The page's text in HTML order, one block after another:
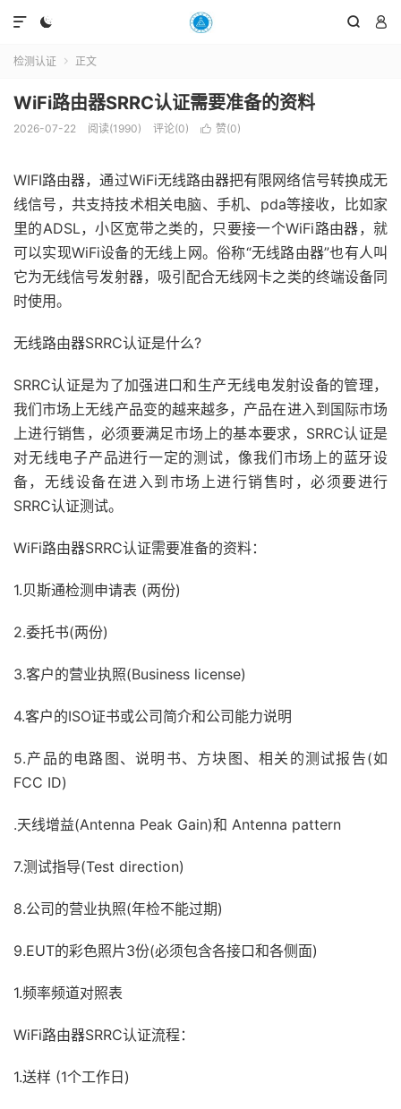
  

检测认证  正文
WiFi路由器SRRC认证需要准备的资料
2026-07-22 阅读(1990) 评论(0)  赞(0)
WIF​I路由器，通过WiFi无线路由器把有限网络信号转换成无
线信号，共支持技术相关电脑、手机、pda等接收，比如家
里的ADSL，小区宽带之类的，只要接一个WiFi路由器，就
可以实现WiFi设备的无线上网。俗称“无线路由器”也有人叫
它为无线信号发射器，吸引配合无线网卡之类的终端设备同
时使用。
无线路由器SRRC认证是什么?
SRRC认证是为了加强进口和生产无线电发射设备的管理，
我们市场上无线产品变的越来越多，产品在进入到国际市场
上进行销售，必须要满足市场上的基本要求，SRRC认证是
对无线电子产品进行一定的测试，像我们市场上的蓝牙设
备，无线设备在进入到市场上进行销售时，必须要进行
SRRC认证测试。
WiFi路由器SRRC认证需要准备的资料：
1.贝斯通检测申请表 (两份)
2.委托书(两份)
3.客户的营业执照(Business license)
4.客户的ISO证书或公司简介和公司能力说明
5.产品的电路图、说明书、方块图、相关的测试报告(如
FCC ID)
.天线增益(Antenna Peak Gain)和 Antenna pattern
7.测试指导(Test direction)
8.公司的营业执照(年检不能过期)
9.EUT的彩色照片3份(必须包含各接口和各侧面)
1.频率频道对照表
WiFi路由器SRRC认证流程：
1.送样 (1个工作日)